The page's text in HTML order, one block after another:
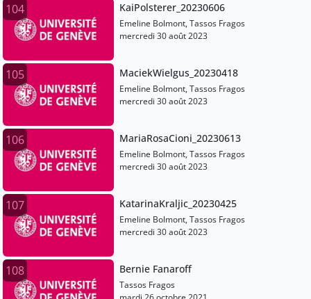
104 KaiPolsterer_20230606
Emeline Bolmont, Tassos Fragos
mercredi 30 août 2023
105 MaciekWielgus_20230418
Emeline Bolmont, Tassos Fragos
mercredi 30 août 2023
106 MariaRosaCioni_20230613
Emeline Bolmont, Tassos Fragos
mercredi 30 août 2023
107 KatarinaKraljic_20230425
Emeline Bolmont, Tassos Fragos
mercredi 30 août 2023
108 Bernie Fanaroff
Tassos Fragos